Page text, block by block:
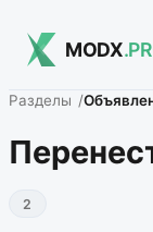
MODX
Разделы
2